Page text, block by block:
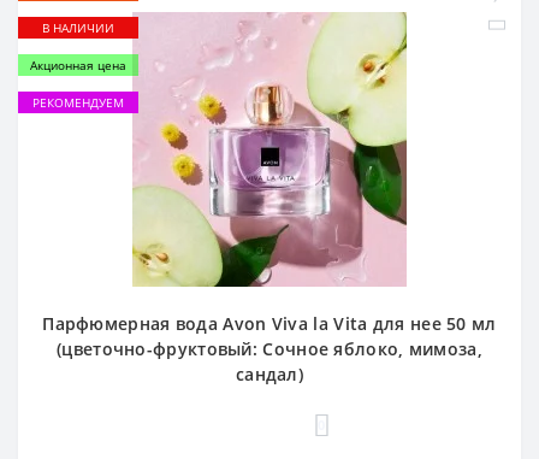
В НАЛИЧИИ
Акционная цена
РЕКОМЕНДУЕМ
Парфюмерная вода Avon Viva la Vita для нее 50 мл
(цветочно-фруктовый: Сочное яблоко, мимоза,
сандал)